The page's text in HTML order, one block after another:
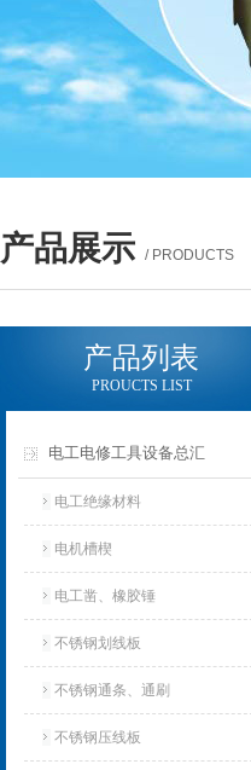
产品展示 / PRODUCTS
产品列表
PROUCTS LIST
电工电修工具设备总汇
电工绝缘材料
电机槽楔
电工凿、橡胶锤
不锈钢划线板
不锈钢通条、通刷
不锈钢压线板